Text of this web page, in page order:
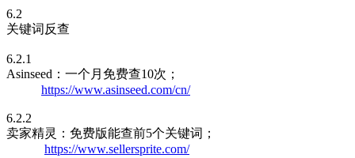
6.2
关键词反查
6.2.1
Asinseed：一个月免费查10次；
https://www.asinseed.com/cn/
6.2.2
卖家精灵：免费版能查前5个关键词；
https://www.sellersprite.com/